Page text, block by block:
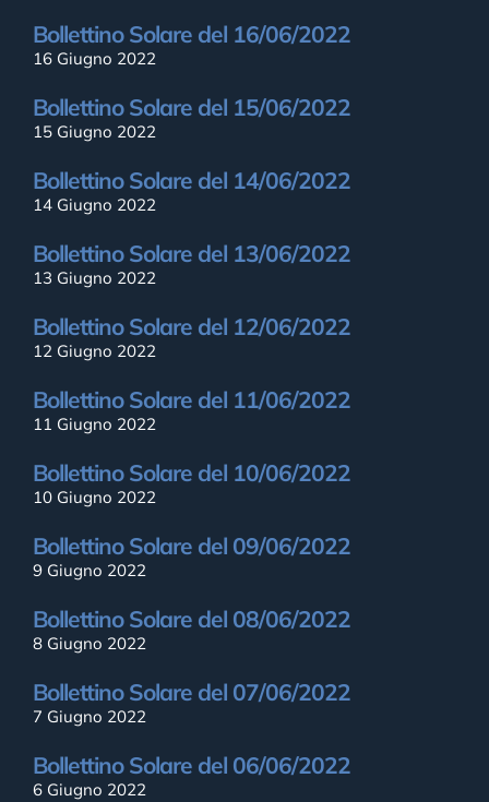
Bollettino Solare del 16/06/2022
16 Giugno 2022
Bollettino Solare del 15/06/2022
15 Giugno 2022
Bollettino Solare del 14/06/2022
14 Giugno 2022
Bollettino Solare del 13/06/2022
13 Giugno 2022
Bollettino Solare del 12/06/2022
12 Giugno 2022
Bollettino Solare del 11/06/2022
11 Giugno 2022
Bollettino Solare del 10/06/2022
10 Giugno 2022
Bollettino Solare del 09/06/2022
9 Giugno 2022
Bollettino Solare del 08/06/2022
8 Giugno 2022
Bollettino Solare del 07/06/2022
7 Giugno 2022
Bollettino Solare del 06/06/2022
6 Giugno 2022